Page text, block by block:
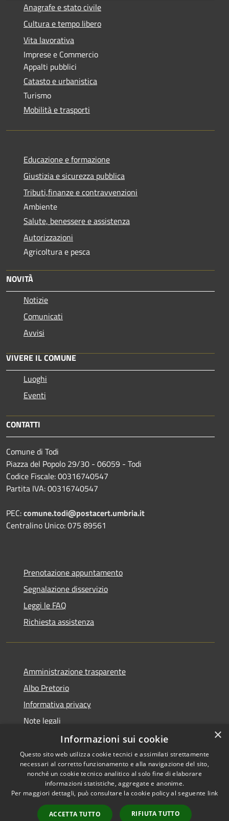
Anagrafe e stato civile
Cultura e tempo libero
Vita lavorativa
Imprese e Commercio
Appalti pubblici
Catasto e urbanistica
Turismo
Mobilità e trasporti
Educazione e formazione
Giustizia e sicurezza pubblica
Tributi,finanze e contravvenzioni
Ambiente
Salute, benessere e assistenza
Autorizzazioni
Agricoltura e pesca
NOVITÀ
Notizie
Comunicati
Avvisi
VIVERE IL COMUNE
Luoghi
Eventi
CONTATTI
Comune di Todi
Piazza del Popolo 29/30 - 06059 - Todi
Codice Fiscale: 00316740547
Partita IVA: 00316740547
PEC:comune.todi@postacert.umbria.it
Centralino Unico: 075 89561
Prenotazione appuntamento
Segnalazione disservizio
Leggi le FAQ
Richiesta assistenza
Amministrazione trasparente
Albo Pretorio
Informativa privacy
Note legali
Dichiarazione di accessibilità
RSS
Accessibilità
Copyright © 2026 • Comune di
Todi • Powered by
Municipium•
Accesso
×
Informazioni sui cookie
Questo sito web utilizza cookie tecnici e assimilati strettamente
necessari al corretto funzionamento e alla navigazione del sito,
nonché un cookie tecnico analitico al solo fine di elaborare
informazioni statistiche, aggregate e anonime.
Per maggiori dettagli, può consultare la cookie policy al seguente link
ACCETTA TUTTO RIFIUTA TUTTO